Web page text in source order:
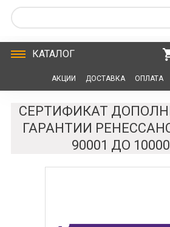
КАТАЛОГ
АКЦИИ ДОСТАВКА ОПЛАТА
СЕРТИФИКАТ
ГАРАНТИИ
90001 ДО